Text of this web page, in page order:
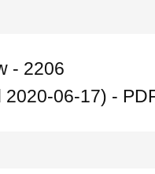
- 2206
2020-06-17) -